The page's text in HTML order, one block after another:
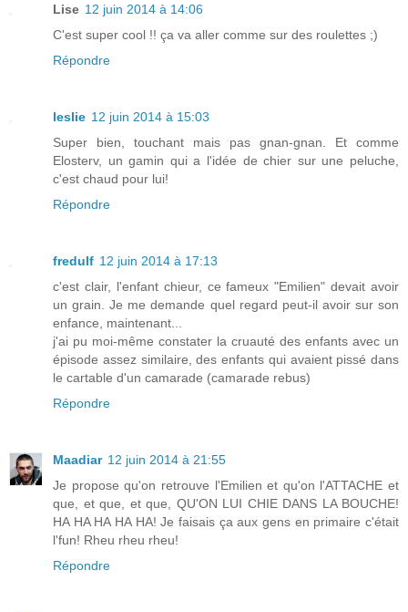
Lise 12 juin 2014 à 14:06
C'est super cool !! ça va aller comme sur des roulettes ;)
Répondre
leslie 12 juin 2014 à 15:03
Super bien, touchant mais pas gnan-gnan. Et comme
Elosterv, un gamin qui a l'idée de chier sur une peluche,
c'est chaud pour lui!
Répondre
fredulf 12 juin 2014 à 17:13
c'est clair, l'enfant chieur, ce fameux "Emilien" devait avoir
un grain. Je me demande quel regard peut-il avoir sur son
enfance, maintenant...
j'ai pu moi-même constater la cruauté des enfants avec un
épisode assez similaire, des enfants qui avaient pissé dans
le cartable d'un camarade (camarade rebus)
Répondre
Maadiar 12 juin 2014 à 21:55
Je propose qu'on retrouve l'Emilien et qu'on l'ATTACHE et
que, et que, et que, QU'ON LUI CHIE DANS LA BOUCHE!
HA HA HA HA HA! Je faisais ça aux gens en primaire c'était
l'fun! Rheu rheu rheu!
Répondre